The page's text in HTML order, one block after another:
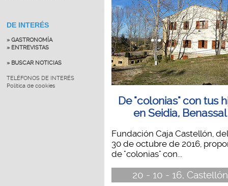
DE INTERÉS
» GASTRONOMÍA
» ENTREVISTAS
» BUSCAR NOTICIAS
TELÉFONOS DE INTERÉS
Política de cookies
De "colonias" con tus
en Seidia, Benassal
Fundación Caja Castellón,
30 de octubre de 2016,
de "colonias" con...
20 - 10 - 16, Castellón